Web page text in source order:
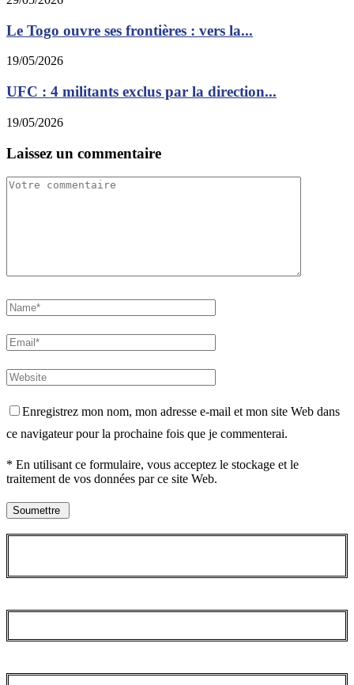
Le Togo ouvre ses frontières : vers la...
19/05/2026
UFC : 4 militants exclus par la direction...
19/05/2026
Laissez un commentaire
Enregistrez mon nom, mon adresse e-mail et mon site Web dans
ce navigateur pour la prochaine fois que je commenterai.
* En utilisant ce formulaire, vous acceptez le stockage et le
traitement de vos données par ce site Web.